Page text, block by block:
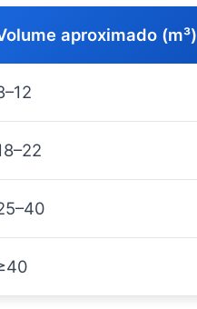
aproximado (m³)